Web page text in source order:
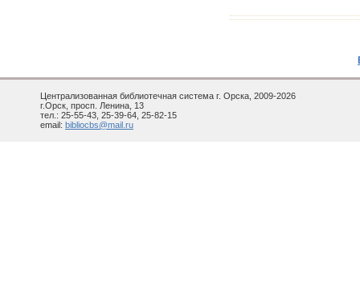
Централизованная библиотечная система г. Орска, 2009-2026
г.Орск, просп. Ленина, 13
тел.: 25-55-43, 25-39-64, 25-82-15
email: bibliocbs@mail.ru